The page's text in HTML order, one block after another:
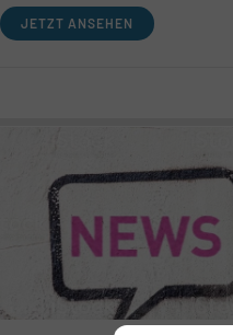
Planungssicherheit und eine
vorsichtige Belebung des
begrenzt, was den Druck auf
Wohnungsmarkt hochhält und
Investoren attraktive
eröffnet.
JETZT ANSEHEN